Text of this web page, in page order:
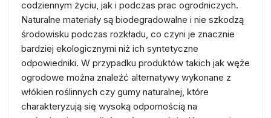
codziennym życiu, jak i podczas prac ogrodniczych.
Naturalne materiały są biodegradowalne i nie szkodzą
środowisku podczas rozkładu, co czyni je znacznie
bardziej ekologicznymi niż ich syntetyczne
odpowiedniki. W przypadku produktów takich jak węże
ogrodowe można znaleźć alternatywy wykonane z
włókien roślinnych czy gumy naturalnej, które
charakteryzują się wysoką odpornością na